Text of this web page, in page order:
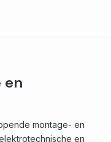
en
montage- en
en